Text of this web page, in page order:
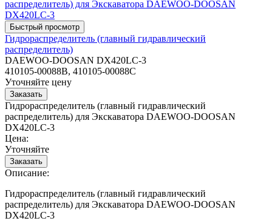
Гидрораспределитель (главный гидравлический
распределитель)
DAEWOO-DOOSAN DX420LC-3
410105-00088B, 410105-00088C
Уточняйте цену
Гидрораспределитель (главный гидравлический
распределитель) для Экскаватора DAEWOO-DOOSAN
DX420LC-3
Цена:
Уточняйте
Описание:
Гидрораспределитель (главный гидравлический
распределитель) для Экскаватора DAEWOO-DOOSAN
DX420LC-3